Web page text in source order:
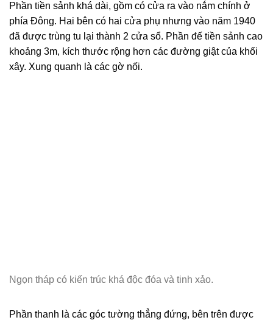
Phần tiền sảnh khá dài, gồm có cửa ra vào nắm chính ở
phía Đông. Hai bên có hai cửa phụ nhưng vào năm 1940
đã được trùng tu lại thành 2 cửa sổ. Phần đế tiền sảnh cao
khoảng 3m, kích thước rộng hơn các đường giật của khối
xây. Xung quanh là các gờ nối.
Ngọn tháp có kiến trúc khá độc đóa và tinh xảo.
Phần thanh là các góc tường thẳng đứng, bên trên được